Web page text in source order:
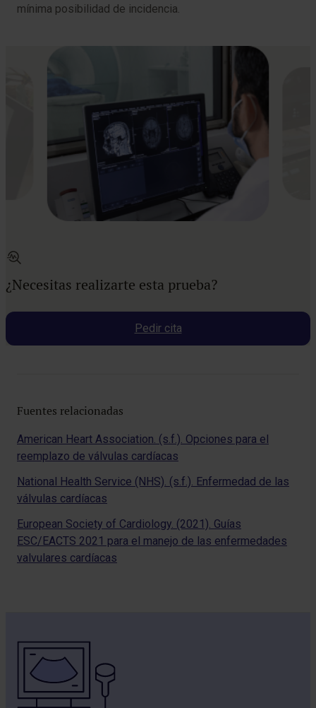
mínima posibilidad de incidencia.
¿Necesitas realizarte esta prueba?
Pedir cita
Fuentes relacionadas
American Heart Association. (s.f.). Opciones para el
reemplazo de válvulas cardíacas
National Health Service (NHS). (s.f.). Enfermedad de las
válvulas cardíacas
European Society of Cardiology. (2021). Guías
ESC/EACTS 2021 para el manejo de las enfermedades
valvulares cardíacas